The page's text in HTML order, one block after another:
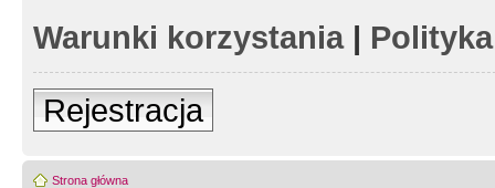
Warunki korzystania|
Rejestracja
Strona główna